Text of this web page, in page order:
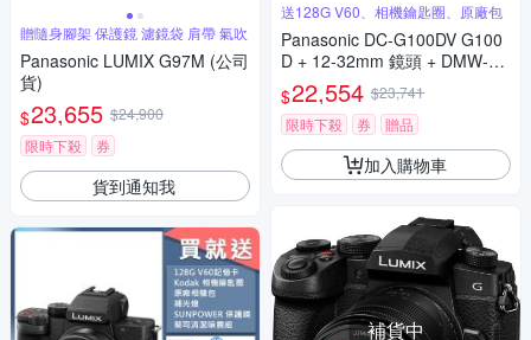
贈隨身腳架 保護鏡 濾鏡袋 肩帶 氣吹
Panasonic LUMIX G97M (公司
貨)
$23,655 $24,900
限時下殺
券
貨到通知我
送128G V60、相機鑰匙圈、原廠包
Panasonic DC-G100DV G100
D + 12-32mm 鏡頭 + DMW-SH
GR2 三腳架握把組 公司貨
$22,554 $23,741
限時下殺
券 贈品
加入購物車
補貨中